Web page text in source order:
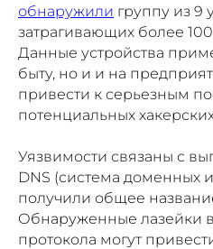
обнаружили группу из 9
затрагивающих более
Данные устройства
быту, но и и на
привести к серьезным
потенциальных хакерских
Уязвимости связаны с
DNS (система доменных
получили общее
Обнаруженные лазейки
протокола могут